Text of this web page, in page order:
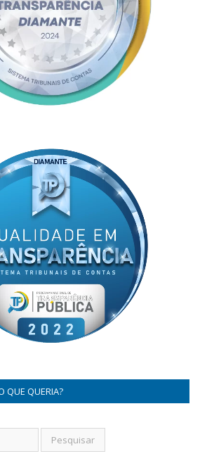
QUE QUERIA?